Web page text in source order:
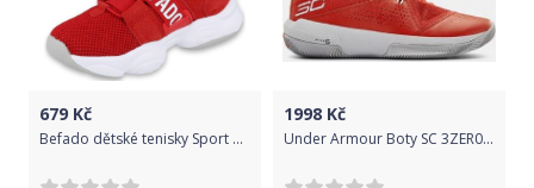
679 Kč
Befado dětské tenisky Sport Modern 516X064/516Y064/516Q064 26 červená
1998 Kč
Under Armour Boty SC 3ZER0 IV-RED 40,5